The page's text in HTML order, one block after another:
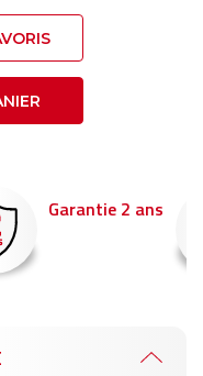
Garantie 2 ans